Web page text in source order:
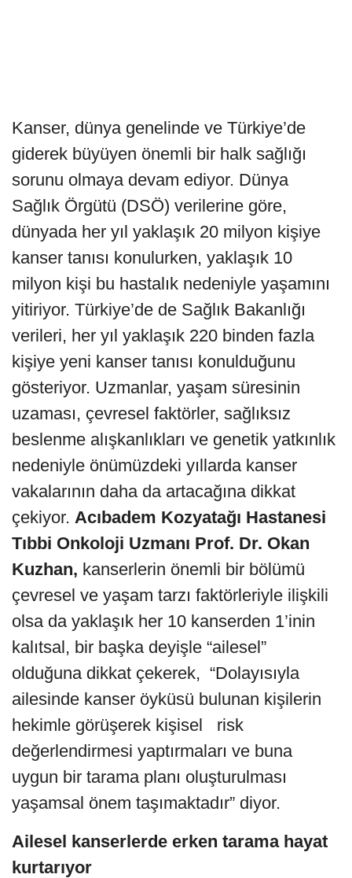
Kanser, dünya genelinde ve Türkiye’de
giderek büyüyen önemli bir halk sağlığı
sorunu olmaya devam ediyor. Dünya
Sağlık Örgütü (DSÖ) verilerine göre,
dünyada her yıl yaklaşık 20 milyon kişiye
kanser tanısı konulurken, yaklaşık 10
milyon kişi bu hastalık nedeniyle yaşamını
yitiriyor. Türkiye’de de Sağlık Bakanlığı
verileri, her yıl yaklaşık 220 binden fazla
kişiye yeni kanser tanısı konulduğunu
gösteriyor. Uzmanlar, yaşam süresinin
uzaması, çevresel faktörler, sağlıksız
beslenme alışkanlıkları ve genetik yatkınlık
nedeniyle önümüzdeki yıllarda kanser
vakalarının daha da artacağına dikkat
çekiyor. Acıbadem Kozyatağı Hastanesi
Tıbbi Onkoloji Uzmanı Prof. Dr. Okan
Kuzhan, kanserlerin önemli bir bölümü
çevresel ve yaşam tarzı faktörleriyle ilişkili
olsa da yaklaşık her 10 kanserden 1’inin
kalıtsal, bir başka deyişle “ailesel”
olduğuna dikkat çekerek, “Dolayısıyla
ailesinde kanser öyküsü bulunan kişilerin
hekimle görüşerek kişisel risk
değerlendirmesi yaptırmaları ve buna
uygun bir tarama planı oluşturulması
yaşamsal önem taşımaktadır” diyor.
Ailesel kanserlerde erken tarama hayat
kurtarıyor